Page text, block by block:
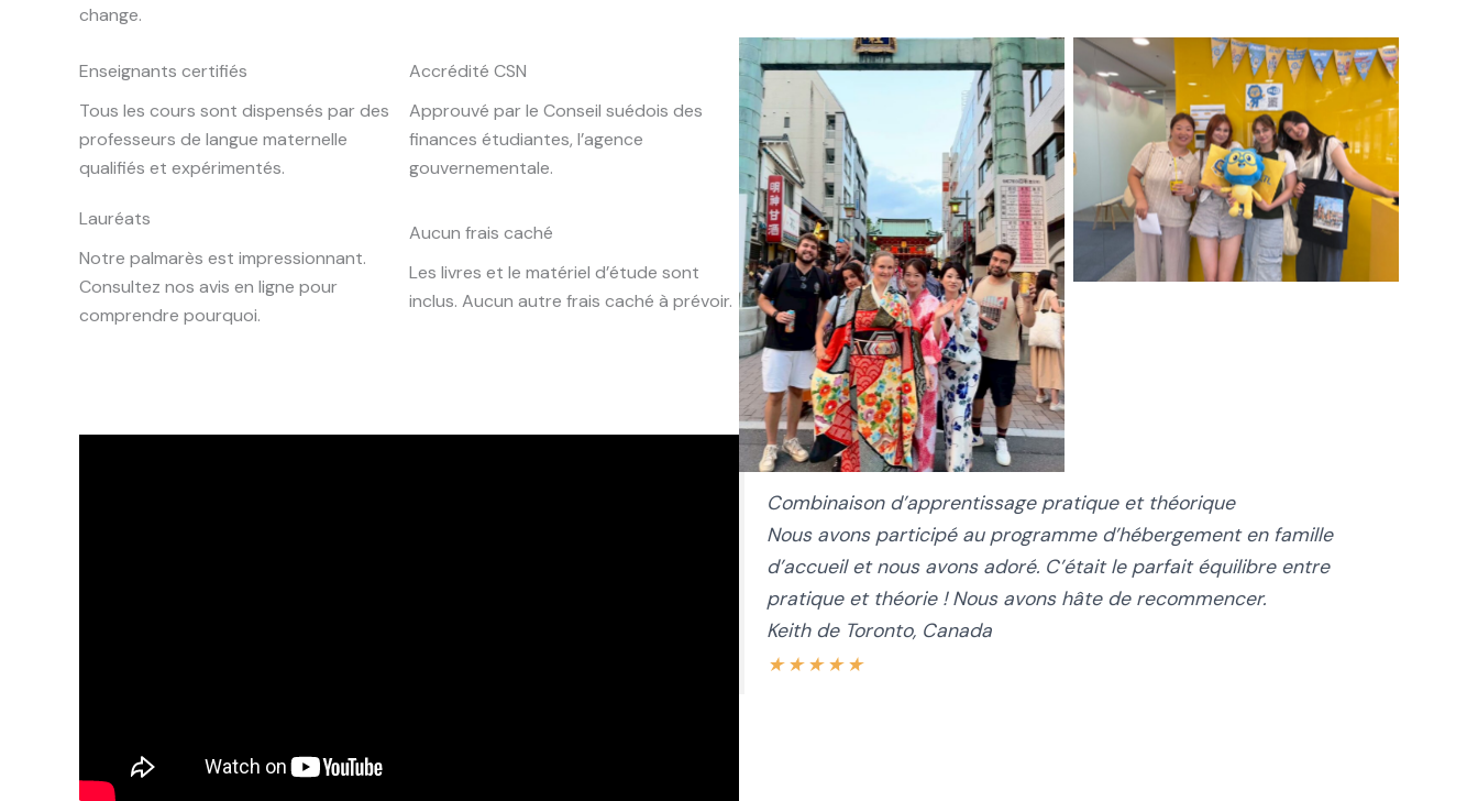
change.
Enseignants certifiés
Tous les cours sont dispensés par des
professeurs de langue maternelle
qualifiés et expérimentés.
Accrédité CSN
Approuvé par le Conseil suédois des
finances étudiantes, l’agence
gouvernementale.
Lauréats
Notre palmarès est impressionnant.
Consultez nos avis en ligne pour
comprendre pourquoi.
Aucun frais caché
Les livres et le matériel d’étude sont
inclus. Aucun autre frais caché à prévoir.
Combinaison d’apprentissage pratique et théorique
Nous avons participé au programme d’hébergement en famille
d’accueil et nous avons adoré. C’était le parfait équilibre entre
pratique et théorie ! Nous avons hâte de recommencer.
Keith de Toronto, Canada
★ ★ ★ ★ ★